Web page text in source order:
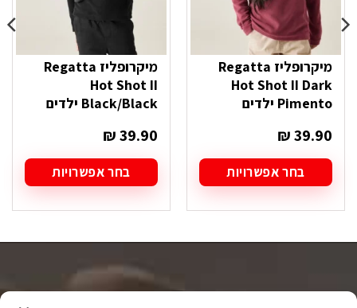
מיקרופליז Regatta
Hot Shot II Dark
Pimento ילדים
₪39.90
בחר אפשרויות
זה
מספר
מיקרופליז Regatta
Hot Shot II
Black/Black ילדים
₪39.90
בחר אפשרויות
זה
מספר
ניתן
לבחור